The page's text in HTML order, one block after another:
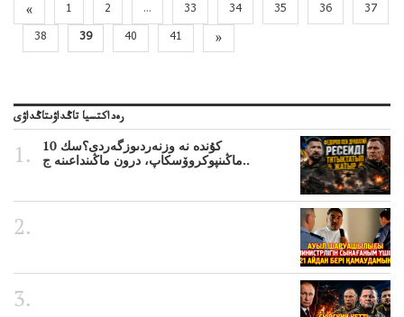
« 1 2 ... 33 34 35 36
37
38
39 40 41 »
رەداكتسيا تاڭداۋىتاڭداۋى
10 كۇندە نە وزنەردىوزگەردى؟سك
ماڭىنپوكروۆسكاپ، درون ماڭىنداعىنە ج..